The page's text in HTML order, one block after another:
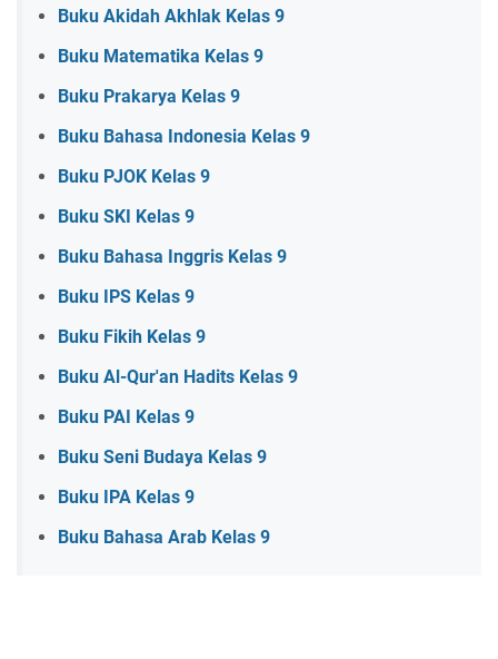
Buku Akidah Akhlak Kelas 9
Buku Matematika Kelas 9
Buku Prakarya Kelas 9
Buku Bahasa Indonesia Kelas 9
Buku PJOK Kelas 9
Buku SKI Kelas 9
Buku Bahasa Inggris Kelas 9
Buku IPS Kelas 9
Buku Fikih Kelas 9
Buku Al-Qur'an Hadits Kelas 9
Buku PAI Kelas 9
Buku Seni Budaya Kelas 9
Buku IPA Kelas 9
Buku Bahasa Arab Kelas 9